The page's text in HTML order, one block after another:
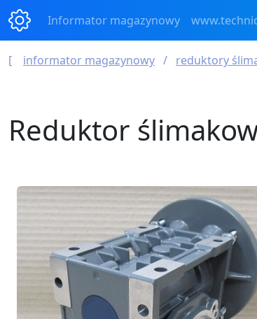
Informator magazynowy
informator magazynowy reduktory
Reduktor